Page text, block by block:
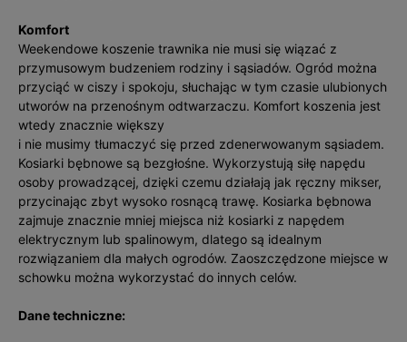
Komfort
Weekendowe koszenie trawnika nie musi się wiązać z
przymusowym budzeniem rodziny i sąsiadów. Ogród można
przyciąć w ciszy i spokoju, słuchając w tym czasie ulubionych
utworów na przenośnym odtwarzaczu. Komfort koszenia jest
wtedy znacznie większy
i nie musimy tłumaczyć się przed zdenerwowanym sąsiadem.
Kosiarki bębnowe są bezgłośne. Wykorzystują siłę napędu
osoby prowadzącej, dzięki czemu działają jak ręczny mikser,
przycinając zbyt wysoko rosnącą trawę. Kosiarka bębnowa
zajmuje znacznie mniej miejsca niż kosiarki z napędem
elektrycznym lub spalinowym, dlatego są idealnym
rozwiązaniem dla małych ogrodów. Zaoszczędzone miejsce w
schowku można wykorzystać do innych celów.
Dane techniczne: